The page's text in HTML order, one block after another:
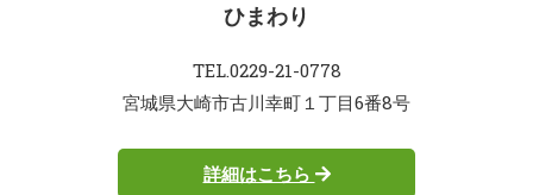
ひまわり
TEL.0229-21-0778
宮城県大崎市古川幸町１丁目6番8号
詳細はこちら